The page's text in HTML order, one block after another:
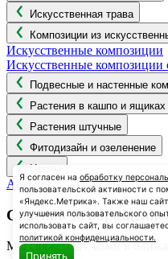
Искусственная трава
Композиции из
Искусственные композиции
Искусственные композиции
Подвесные и настенные
Растения в кашпо и ящиках
Растения штучные
Фитодизайн и озеленение
Цветы
Анемон
Спасибо за
Мы свяжемся с вами в
Я согласен на обработку
пользовательской активности с
«Яндекс.Метрика». Также наш
улучшения пользовательского
использовать сайт, вы
политикой конфиденциальности.
Принять